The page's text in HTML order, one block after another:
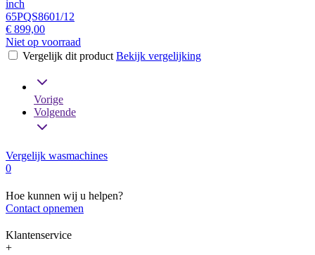
inch
65PQS8601/12
€ 899,00
Niet op voorraad
Vergelijk dit product Bekijk vergelijking
Vorige
Volgende
Vergelijk wasmachines
0
Hoe kunnen wij u helpen?
Contact opnemen
Klantenservice
+